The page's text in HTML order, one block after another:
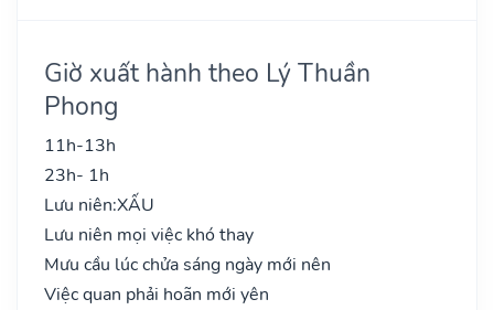
Giờ xuất hành theo Lý Thuần
Phong
11h-13h
23h- 1h
Lưu niên:XẤU
Lưu niên mọi việc khó thay
Mưu cầu lúc chửa sáng ngày mới nên
Việc quan phải hoãn mới yên